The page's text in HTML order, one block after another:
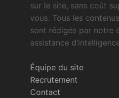
sur le site, sans coût
vous. Tous les
sont rédigés par notre
assistance
Équipe du site
Recrutement
Contact